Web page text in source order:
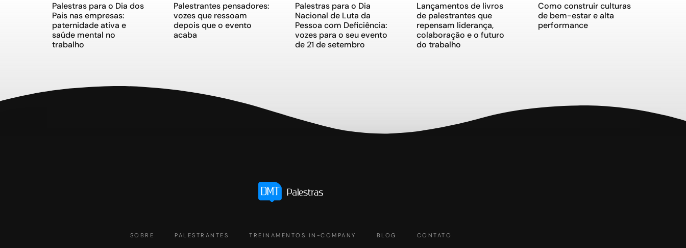
Palestras para o Dia dos
Pais nas empresas:
paternidade ativa e
saúde mental no
trabalho
Palestrantes pensadores:
vozes que ressoam
depois que o evento
acaba
Palestras para o Dia
Nacional de Luta da
Pessoa com Deficiência:
vozes para o seu evento
de 21 de setembro
Lançamentos de livros
de palestrantes que
repensam liderança,
colaboração e o futuro
do trabalho
Como construir culturas
de bem-estar e alta
performance
SOBRE PALESTRANTES TREINAMENTOS IN-COMPANY BLOG CONTATO